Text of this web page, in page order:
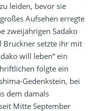
leiden, bevor sie
Aufsehen erregte
zweijährigen Sadako
Bruckner setzte ihr mit
will leben“ ein
folgte ein
Gedenkstein, bei
dem damals
Mitte September